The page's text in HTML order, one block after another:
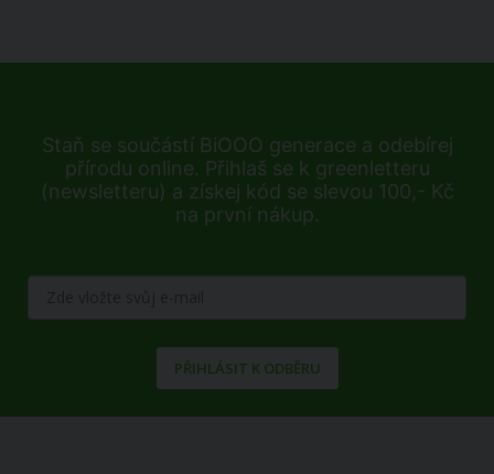
Staň se součástí BiOOO generace a odebírej
přírodu online. Přihlaš se k greenletteru
(newsletteru) a získej kód se slevou 100,- Kč
na první nákup.
PŘIHLÁSIT K ODBĚRU